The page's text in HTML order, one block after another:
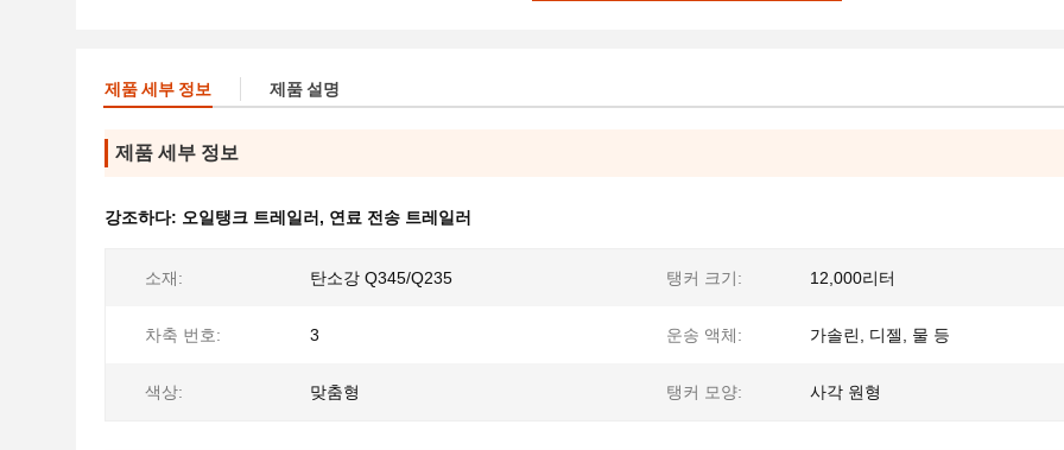
제품 세부 정보 제품 설명
제품 세부 정보
강조하다: 오일탱크 트레일러 , 연료 전송 트레일러
소재: 탄소강 Q345/Q235 탱커 크기: 12,000리터
차축 번호: 3 운송 액체: 가솔린, 디젤, 물 등
색상: 맞춤형 탱커 모양: 사각 원형